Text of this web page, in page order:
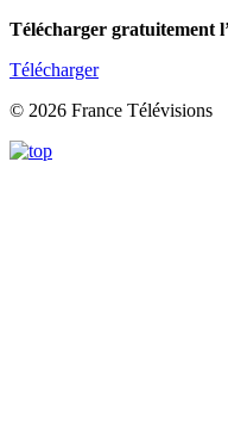
Télécharger gratuitement
Télécharger
© 2026 France Télévisions